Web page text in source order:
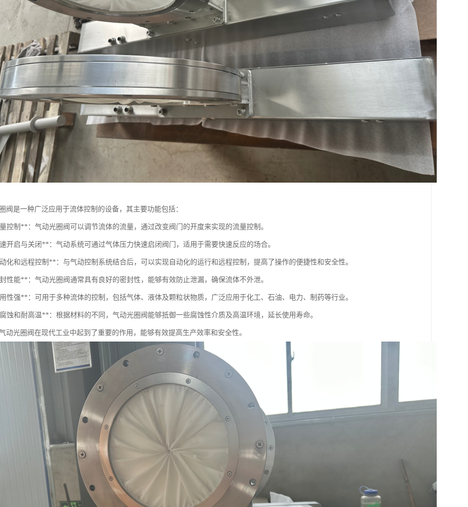
阀是一种广泛应用于流体控制的设备，其主要功能包括：
控制**：气动光圈阀可以调节流体的流量，通过改变阀门的开度来实现的流量控制。
开启与关闭**：气动系统可通过气体压力快速启闭阀门，适用于需要快速反应的场合。
化和远程控制**：与气动控制系统结合后，可以实现自动化的运行和远程控制，提高了操作的便捷性和安全性。
性能**：气动光圈阀通常具有良好的密封性，能够有效防止泄漏，确保流体不外泄。
性强**：可用于多种流体的控制，包括气体、液体及颗粒状物质，广泛应用于化工、石油、电力、制药等行业。
蚀和耐高温**：根据材料的不同，气动光圈阀能够抵御一些腐蚀性介质及高温环境，延长使用寿命。
动光圈阀在现代工业中起到了重要的作用，能够有效提高生产效率和安全性。